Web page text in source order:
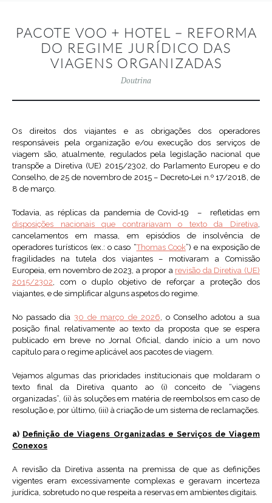
PACOTE VOO + HOTEL – REFORMA
DO REGIME JURÍDICO DAS
VIAGENS ORGANIZADAS
Doutrina
Os direitos dos viajantes e as obrigações dos operadores
responsáveis pela organização e/ou execução dos serviços de
viagem são, atualmente, regulados pela legislação nacional que
transpõe a Diretiva (UE) 2015/2302, do Parlamento Europeu e do
Conselho, de 25 de novembro de 2015 – Decreto‑Lei n.º 17/2018, de
8 de março.
Todavia, as réplicas da pandemia de Covid‑19 – refletidas em
disposições nacionais que contrariavam o texto da Diretiva,
cancelamentos em massa, em episódios de insolvência de
operadores turísticos (ex.: o caso “Thomas Cook”) e na exposição de
fragilidades na tutela dos viajantes – motivaram a Comissão
Europeia, em novembro de 2023, a propor a revisão da Diretiva (UE)
2015/2302, com o duplo objetivo de reforçar a proteção dos
viajantes, e de simplificar alguns aspetos do regime.
No passado dia30 de março de 2026, o Conselho adotou a sua
posição final relativamente ao texto da proposta que se espera
publicado em breve no Jornal Oficial, dando início a um novo
capítulo para o regime aplicável aos pacotes de viagem.
Vejamos algumas das prioridades institucionais que moldaram o
texto final da Diretiva quanto ao (i) conceito de “viagens
organizadas”, (ii) às soluções em matéria de reembolsos em caso de
resolução e, por último, (iii) à criação de um sistema de reclamações.
a) Definição de Viagens Organizadas e Serviços de Viagem
Conexos
A revisão da Diretiva assenta na premissa de que as definições
vigentes eram excessivamente complexas e geravam incerteza
jurídica, sobretudo no que respeita a reservas em ambientes digitais.